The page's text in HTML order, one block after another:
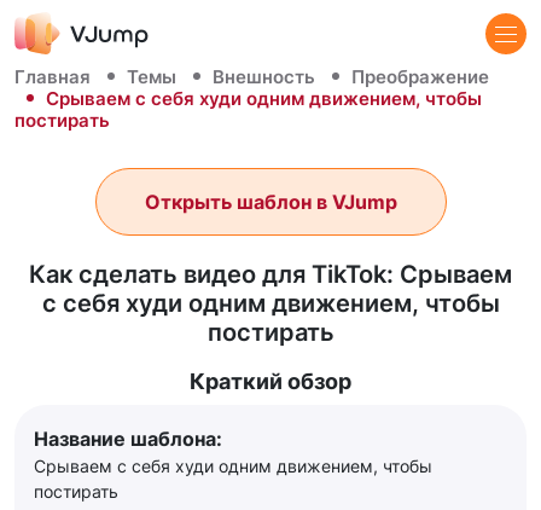
Главная Темы Внешность
Преображение
Срываем с себя худи одним движением, чтобы
постирать
Как сделать видео для TikTok: Срываем
с себя худи одним движением, чтобы
постирать
Открыть шаблон в VJump
Краткий обзор
Название шаблона:
Срываем с себя худи одним движением, чтобы
постирать